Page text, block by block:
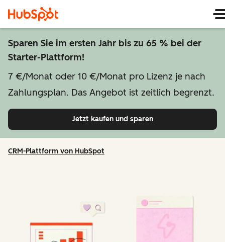
Sparen Sie im ersten Jahr bis zu 65 % bei der
Starter-Plattform!
7 €/Monat oder 10 €/Monat pro Lizenz je nach
Zahlungsplan. Das Angebot ist zeitlich begrenzt.
Jetzt kaufen und sparen
CRM-Plattform von HubSpot